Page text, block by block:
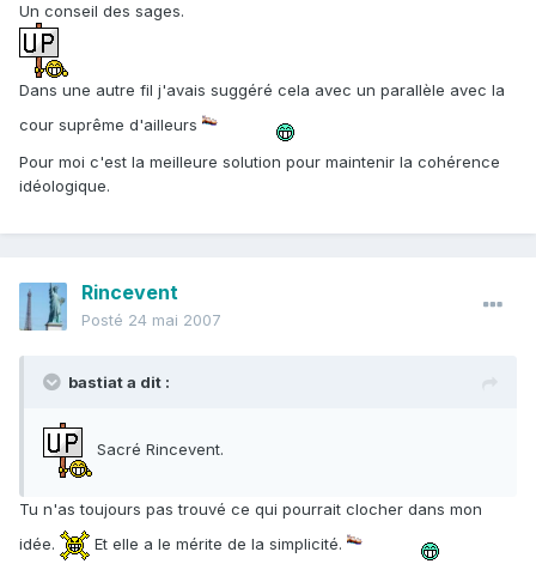
Un conseil des sages.
Dans une autre fil j'avais suggéré cela avec un parallèle avec la
cour suprême d'ailleurs
Pour moi c'est la meilleure solution pour maintenir la cohérence
idéologique.
Rincevent
Posté 24 mai 2007
bastiat a dit :
Sacré Rincevent.
Tu n'as toujours pas trouvé ce qui pourrait clocher dans mon
idée.
Et elle a le mérite de la simplicité.